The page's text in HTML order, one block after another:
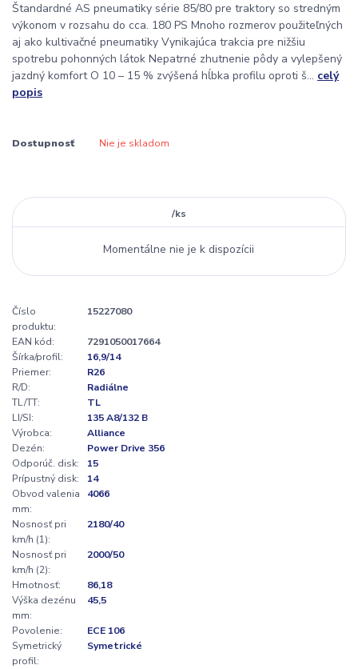
Štandardné AS pneumatiky série 85/80 pre traktory so stredným
výkonom v rozsahu do cca. 180 PS Mnoho rozmerov použiteľných
aj ako kultivačné pneumatiky Vynikajúca trakcia pre nižšiu
spotrebu pohonných látok Nepatrné zhutnenie pôdy a vylepšený
jazdný komfort O 10 – 15 % zvýšená hĺbka profilu oproti š... celý
popis
Dostupnosť Nie je skladom
/ks
Momentálne nie je k dispozícii
Číslo
produktu:
15227080
EAN kód:
7291050017664
Šírka/profil:
16,9/14
Priemer:
R26
R/D:
Radiálne
TL/TT:
TL
LI/SI:
135 A8/132 B
Výrobca:
Alliance
Dezén:
Power Drive 356
Odporúč. disk:
15
Prípustný disk:
14
Obvod valenia
mm:
4066
Nosnosť pri
km/h (1):
2180/40
Nosnosť pri
km/h (2):
2000/50
Hmotnosť:
86,18
Výška dezénu
mm:
45,5
Povolenie:
ECE 106
Symetrický
profil:
Symetrické